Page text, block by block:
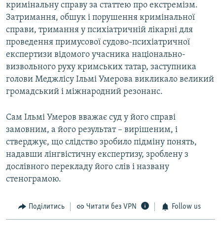
кримінальну справу за статтею про екстремізм.
Затримання, обшук і порушення кримінальної
справи, тримання у психіатричній лікарні для
проведення примусової судово-психіатричної
експертизи відомого учасника національно-
визвольного руху кримських татар, заступника
голови Меджлісу Ільмі Умерова викликало великий
громадський і міжнародний резонанс.
Сам Ільмі Умеров вважає суд у його справі
замовним, а його результат – вирішеним, і
стверджує, що слідство зробило підміну понять,
надавши лінгвістичну експертизу, зроблену з
дослівного перекладу його слів і названу
стенограмою.
Поділитись Читати без VPN Follow us